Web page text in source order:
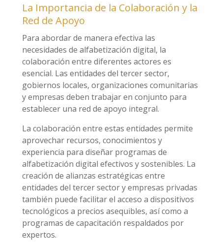
La Importancia de la Colaboración y la
Red de Apoyo
Para abordar de manera efectiva las
necesidades de alfabetización digital, la
colaboración entre diferentes actores es
esencial. Las entidades del tercer sector,
gobiernos locales, organizaciones comunitarias
y empresas deben trabajar en conjunto para
establecer una red de apoyo integral.
La colaboración entre estas entidades permite
aprovechar recursos, conocimientos y
experiencia para diseñar programas de
alfabetización digital efectivos y sostenibles. La
creación de alianzas estratégicas entre
entidades del tercer sector y empresas privadas
también puede facilitar el acceso a dispositivos
tecnológicos a precios asequibles, así como a
programas de capacitación respaldados por
expertos.